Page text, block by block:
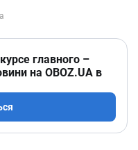
главного –
на OBOZ.UA в